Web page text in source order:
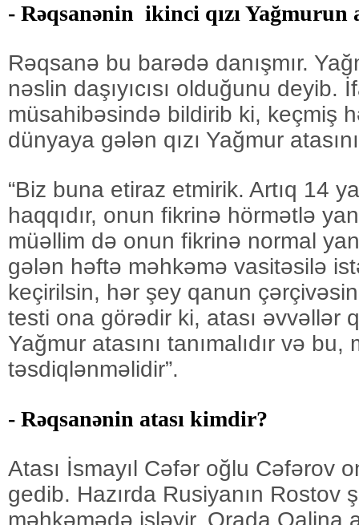
- Rəqsanənin ikinci qızı
Rəqsanə bu barədə danışmır.
nəslin daşıyıcısı olduğunu deyib.
müsahibəsində bildirib ki, keçmiş
dünyaya gələn qızı Yağmur
“Biz buna etiraz etmirik. Artıq 14
haqqıdır, onun fikrinə hörmətlə
müəllim də onun fikrinə normal
gələn həftə məhkəmə vasitəsilə
keçirilsin, hər şey qanun
testi ona görədir ki, atası əvvəllər
Yağmur atasını tanımalıdır və
təsdiqlənməlidir”.
- Rəqsanənin atası kimdir?
Atası İsmayıl Cəfər oğlu Cəfərov
gedib. Hazırda Rusiyanın Rostov
məhkəmədə işləyir. Orada Qalina